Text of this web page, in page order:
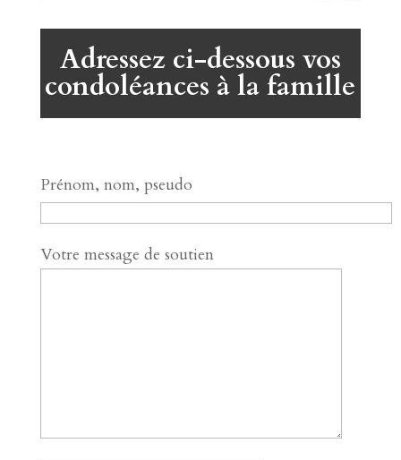
Adressez ci-dessous vos
condoléances à la famille
Prénom, nom, pseudo
Votre message de soutien